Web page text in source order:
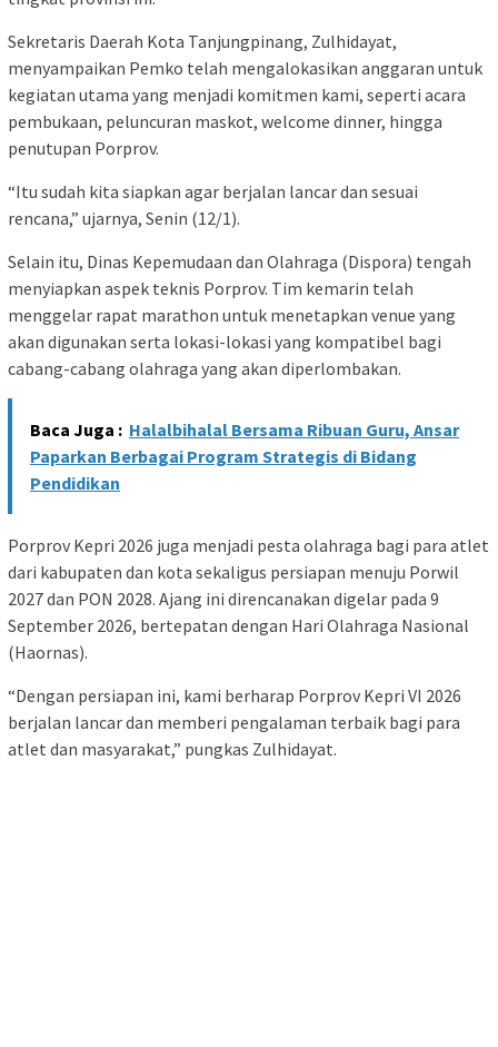
Sekretaris Daerah Kota Tanjungpinang, Zulhidayat,
menyampaikan Pemko telah mengalokasikan anggaran untuk
kegiatan utama yang menjadi komitmen kami, seperti acara
pembukaan, peluncuran maskot, welcome dinner, hingga
penutupan Porprov.
“Itu sudah kita siapkan agar berjalan lancar dan sesuai
rencana,” ujarnya, Senin (12/1).
Selain itu, Dinas Kepemudaan dan Olahraga (Dispora) tengah
menyiapkan aspek teknis Porprov. Tim kemarin telah
menggelar rapat marathon untuk menetapkan venue yang
akan digunakan serta lokasi-lokasi yang kompatibel bagi
cabang-cabang olahraga yang akan diperlombakan.
Baca Juga : Halalbihalal Bersama Ribuan Guru, Ansar
Paparkan Berbagai Program Strategis di Bidang
Pendidikan
Porprov Kepri 2026 juga menjadi pesta olahraga bagi para atlet
dari kabupaten dan kota sekaligus persiapan menuju Porwil
2027 dan PON 2028. Ajang ini direncanakan digelar pada 9
September 2026, bertepatan dengan Hari Olahraga Nasional
(Haornas).
“Dengan persiapan ini, kami berharap Porprov Kepri VI 2026
berjalan lancar dan memberi pengalaman terbaik bagi para
atlet dan masyarakat,” pungkas Zulhidayat.